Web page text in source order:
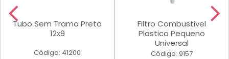
Tubo Sem Trama Preto
12x9
Código: 41200
Filtro Combustivel
Plastico Pequeno
Universal
Código: 9157